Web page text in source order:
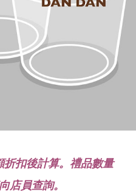
扣後計算。禮品數量
店員查詢。